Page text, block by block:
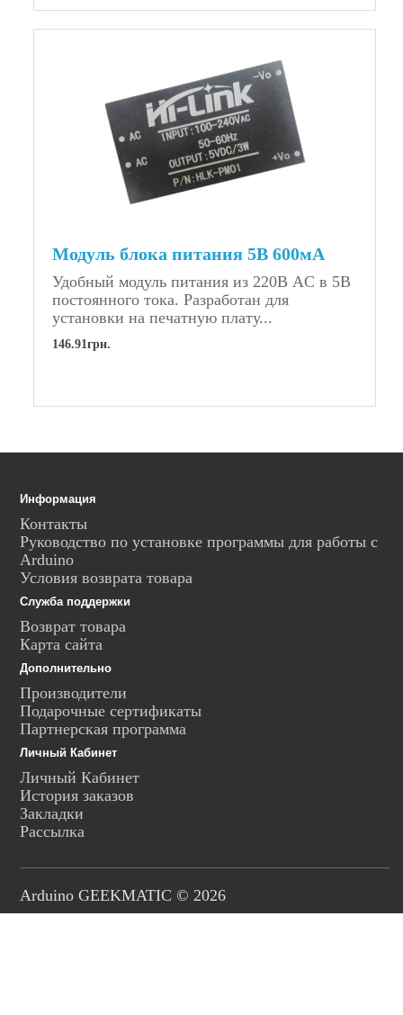
Модуль блока питания 5В 600мА
Удобный модуль питания из 220В AC в 5В
постоянного тока. Разработан для
установки на печатную плату...
146.91грн.
Информация
Контакты
Руководство по установке программы для работы с
Arduino
Условия возврата товара
Служба поддержки
Возврат товара
Карта сайта
Дополнительно
Производители
Подарочные сертификаты
Партнерская программа
Личный Кабинет
Личный Кабинет
История заказов
Закладки
Рассылка
Arduino GEEKMATIC © 2026